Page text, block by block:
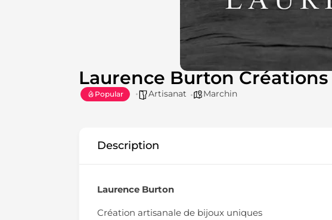
Laurence Burton Créations
Popular Artisanat Marchin
Description
Laurence Burton
Création artisanale de bijoux uniques